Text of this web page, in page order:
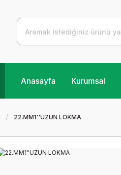
Anasayfa Kurumsal
22.MM1''UZUN LOKMA